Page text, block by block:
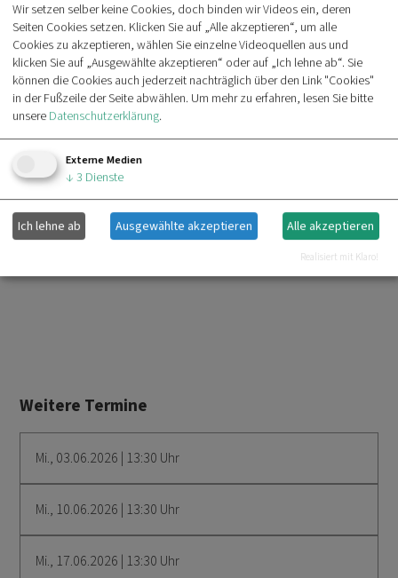
Потрібен невеликий заряд енергії посеред
тижня? - Тоді вам сюди!
Даша вже розгорнула килимок і чекає на
Щосереди, 13:30 – 14:30 Хатха-йога з Дашею
в кітеві на 4-му поверсі!
Участь за благодійний внесок та на власний
Weitere Termine
Mi., 03.06.2026 | 13:30 Uhr
Mi., 10.06.2026 | 13:30 Uhr
Mi., 17.06.2026 | 13:30 Uhr
Wir setzen selber keine Cookies, doch binden wir Videos ein, deren
Seiten Cookies setzen. Klicken Sie auf „Alle akzeptieren“, um alle
Cookies zu akzeptieren, wählen Sie einzelne Videoquellen aus und
klicken Sie auf „Ausgewählte akzeptieren“ oder auf „Ich lehne ab“. Sie
können die Cookies auch jederzeit nachträglich über den Link "Cookies"
in der Fußzeile der Seite abwählen. Um mehr zu erfahren, lesen Sie bitte
unsere Datenschutzerklärung.
Externe Medien
↓ 3 Dienste
Ich lehne ab Ausgewählte akzeptieren Alle akzeptieren
Realisiert mit Klaro!